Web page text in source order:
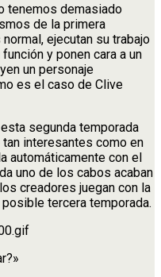
tenemos demasiado
de la primera
ejecutan su trabajo
y ponen cara a un
un personaje
es el caso de Clive
segunda temporada
interesantes como en
automáticamente con el
uno de los cabos acaban
creadores juegan con la
tercera temporada.